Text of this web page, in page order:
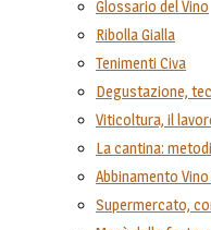
Glossario del Vino
Ribolla Gialla
Tenimenti Civa
Degustazione,
Viticoltura, il
La cantina:
Abbinamento Vino
Supermercato,